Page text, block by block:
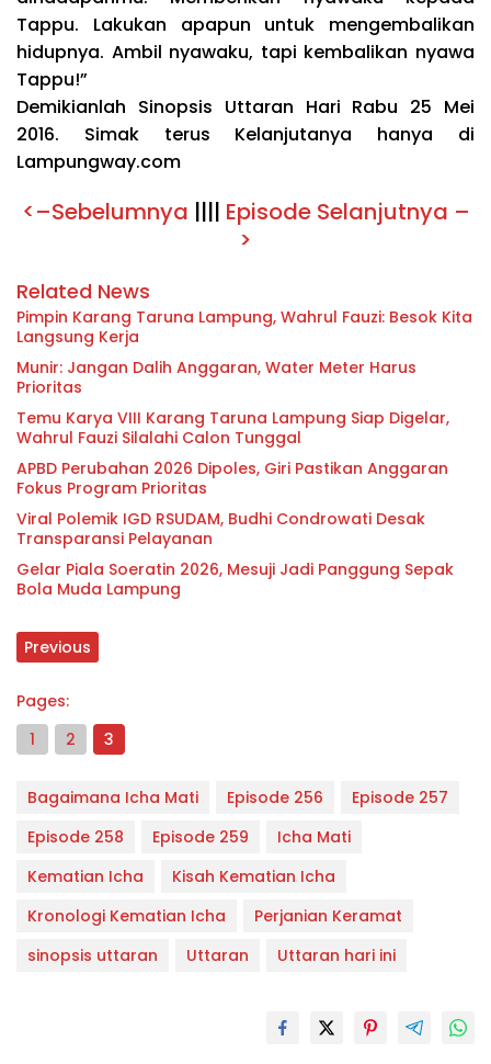
Tappu. Lakukan apapun untuk mengembalikan
hidupnya. Ambil nyawaku, tapi kembalikan nyawa
Tappu!”
Demikianlah Sinopsis Uttaran Hari Rabu 25 Mei
2016. Simak terus Kelanjutanya hanya di
Lampungway.com
<–Sebelumnya |||| Episode Selanjutnya –
>
Related News
Pimpin Karang Taruna Lampung, Wahrul Fauzi: Besok Kita
Langsung Kerja
Munir: Jangan Dalih Anggaran, Water Meter Harus
Prioritas
Temu Karya VIII Karang Taruna Lampung Siap Digelar,
Wahrul Fauzi Silalahi Calon Tunggal
APBD Perubahan 2026 Dipoles, Giri Pastikan Anggaran
Fokus Program Prioritas
Viral Polemik IGD RSUDAM, Budhi Condrowati Desak
Transparansi Pelayanan
Gelar Piala Soeratin 2026, Mesuji Jadi Panggung Sepak
Bola Muda Lampung
Previous
Pages:
1
2 3
Bagaimana Icha Mati Episode 256
Episode 257
Episode 258
Episode 259
Icha Mati
Kematian Icha
Kisah Kematian Icha
Kronologi Kematian Icha
Perjanian Keramat
sinopsis uttaran
Uttaran Uttaran hari ini